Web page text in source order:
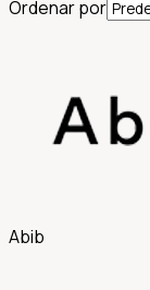
Ordenar por
Abib